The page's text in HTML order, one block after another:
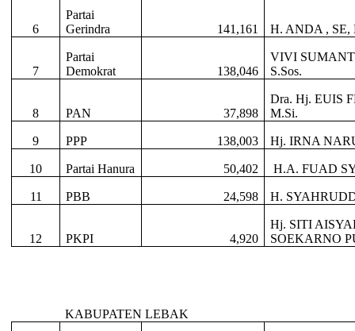
6
Partai
Gerindra
141,161 H. ANDA , SE,
7
Partai
Demokrat
138,046
VIVI
S.Sos.
8 PAN 37,898
Dra. Hj. EUIS
M.Si.
9 PPP 138,003 Hj. IRNA
10 Partai Hanura 50,402 H.A. FUAD
11 PBB 24,598 H.
12 PKPI 4,920
Hj. SITI
SOEKARNO
KABUPATEN LEBAK